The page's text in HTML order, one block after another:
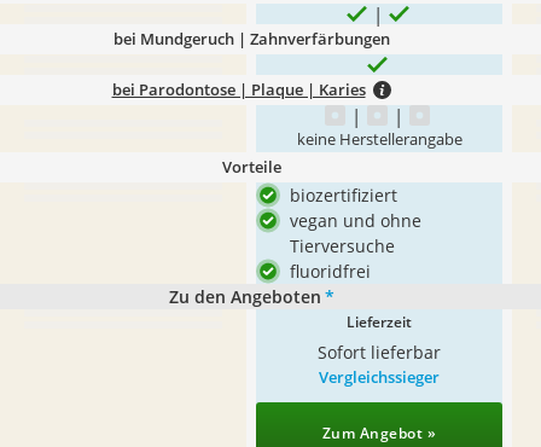
bei Mundgeruch | Zahnverfärbungen
bei Parodontose | Plaque | Karies
keine Herstellerangabe
Vorteile
biozertifiziert
vegan und ohne
Tierversuche
fluoridfrei
Zu den Angeboten *
Lieferzeit
Sofort lieferbar
Vergleichssieger
Zum Angebot »